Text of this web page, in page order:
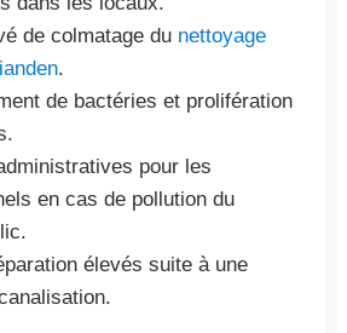
de colmatage du nettoyage
.
de bactéries et prolifération
pour les
en cas de pollution du
élevés suite à une